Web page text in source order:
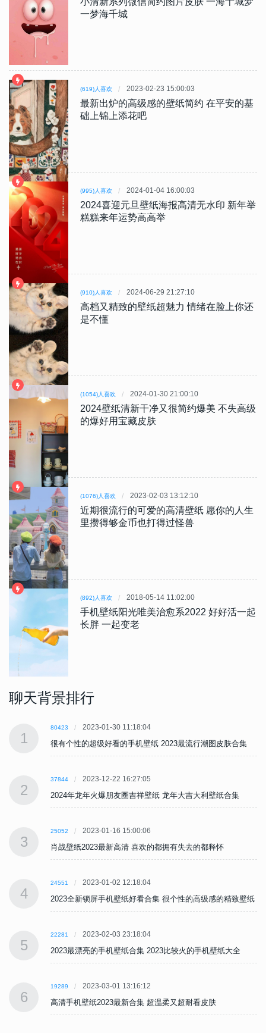
一梦海千城
(619)人喜欢 2023-02-23 15:00:03
最新出炉的高级感的壁纸简约 在平安的基
础上锦上添花吧
(995)人喜欢 2024-01-04 16:00:03
2024喜迎元旦壁纸海报高清无水印 新年举
糕糕来年运势高高举
(910)人喜欢 2024-06-29 21:27:10
高档又精致的壁纸超魅力 情绪在脸上你还
是不懂
(1054)人喜欢 2024-01-30 21:00:10
2024壁纸清新干净又很简约爆美 不失高级
的爆好用宝藏皮肤
(1076)人喜欢 2023-02-03 13:12:10
近期很流行的可爱的高清壁纸 愿你的人生
里攒得够金币也打得过怪兽
(892)人喜欢 2018-05-14 11:02:00
手机壁纸阳光唯美治愈系2022 好好活一起
长胖 一起变老
聊天背景排行
1
80423 2023-01-30 11:18:04
很有个性的超级好看的手机壁纸 2023最流行潮图皮肤合集
2
37844 2023-12-22 16:27:05
2024年龙年火爆朋友圈吉祥壁纸 龙年大吉大利壁纸合集
3
25052 2023-01-16 15:00:06
肖战壁纸2023最新高清 喜欢的都拥有失去的都释怀
4
24551 2023-01-02 12:18:04
2023全新锁屏手机壁纸好看合集 很个性的高级感的精致壁纸
5
22281 2023-02-03 23:18:04
2023最漂亮的手机壁纸合集 2023比较火的手机壁纸大全
6
19289 2023-03-01 13:16:12
高清手机壁纸2023最新合集 超温柔又超耐看皮肤